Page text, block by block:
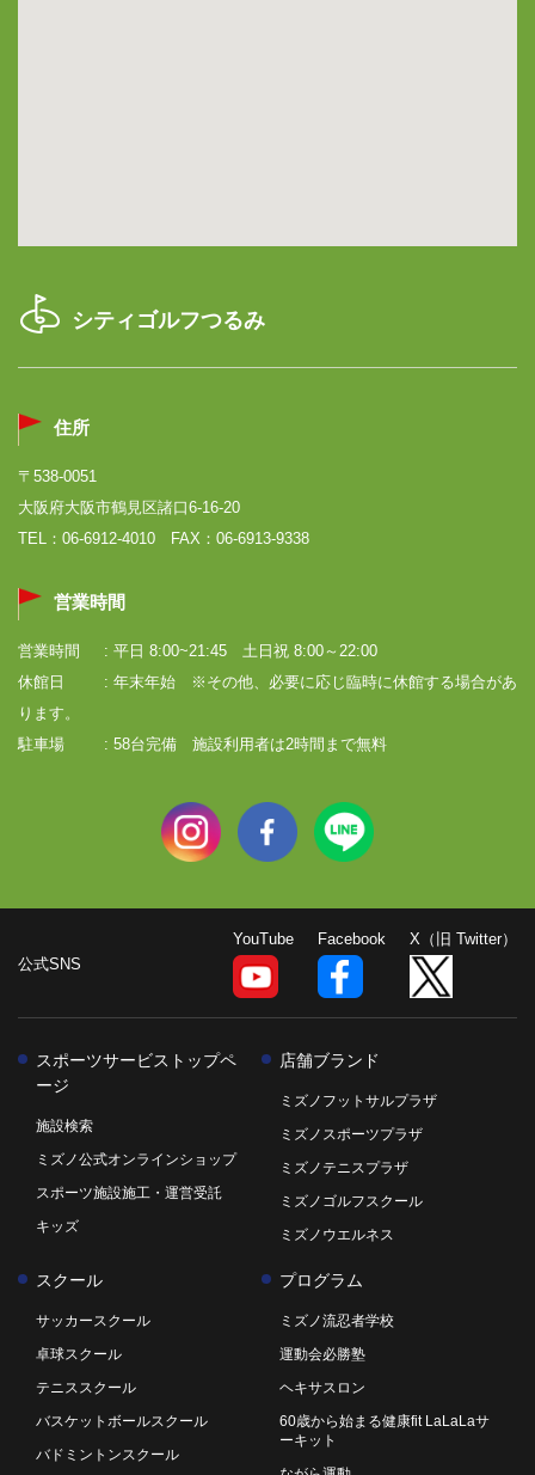
シティゴルフつるみ
住所
〒538-0051
大阪府大阪市鶴見区諸口6-16-20
TEL：06-6912-4010 FAX：06-6913-9338
営業時間
営業時間
: 平日 8:00~21:45 土日祝 8:00～22:00
休館日
: 年末年始 ※その他、必要に応じ臨時に休館する場合があ
ります。
駐車場
: 58台完備 施設利用者は2時間まで無料
公式SNS
YouTube Facebook X（旧 Twitter）
スポーツサービストップペ
ージ
施設検索
ミズノ公式オンラインショップ
スポーツ施設施工・運営受託
キッズ
店舗ブランド
ミズノフットサルプラザ
ミズノスポーツプラザ
ミズノテニスプラザ
ミズノゴルフスクール
ミズノウエルネス
スクール
サッカースクール
卓球スクール
テニススクール
バスケットボールスクール
バドミントンスクール
プログラム
ミズノ流忍者学校
運動会必勝塾
ヘキサスロン
60歳から始まる健康fit LaLaLaサ
ーキット